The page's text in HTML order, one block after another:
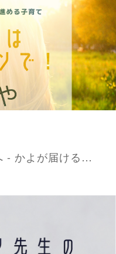
ママやPTA関係者の皆様へ - かよが届ける防災と暮らし 福岡から